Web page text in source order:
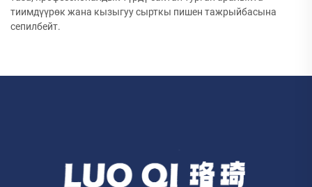
тиимдүүрөк жана кызыгуу сырткы пишен тажрыйбасына
сепилбейт.